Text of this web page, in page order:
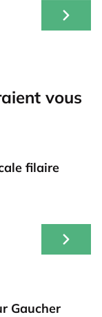
vous
filaire
Gaucher